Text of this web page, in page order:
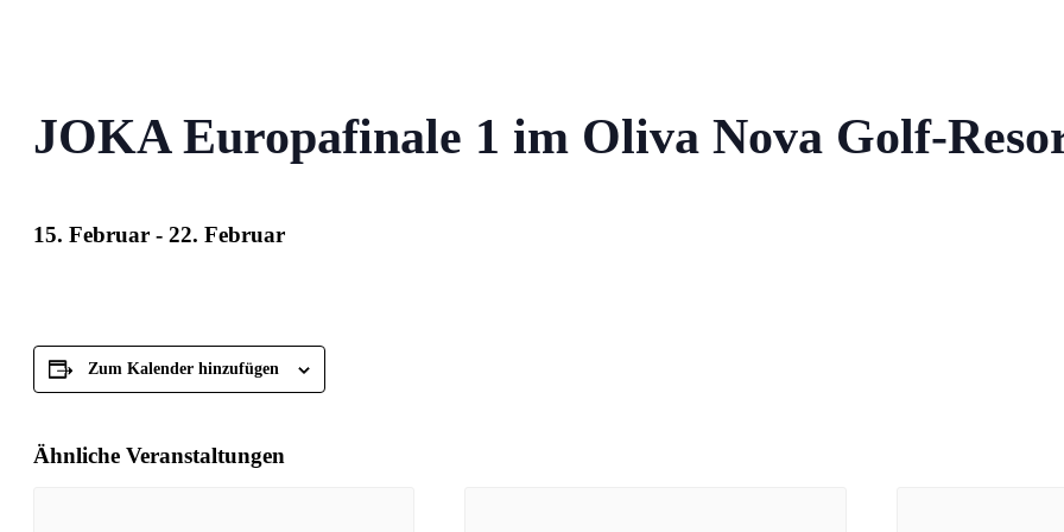
JOKA Europafinale 1 im Oliva Nova Golf-
15. Februar - 22. Februar
Zum Kalender hinzufügen
Ähnliche Veranstaltungen